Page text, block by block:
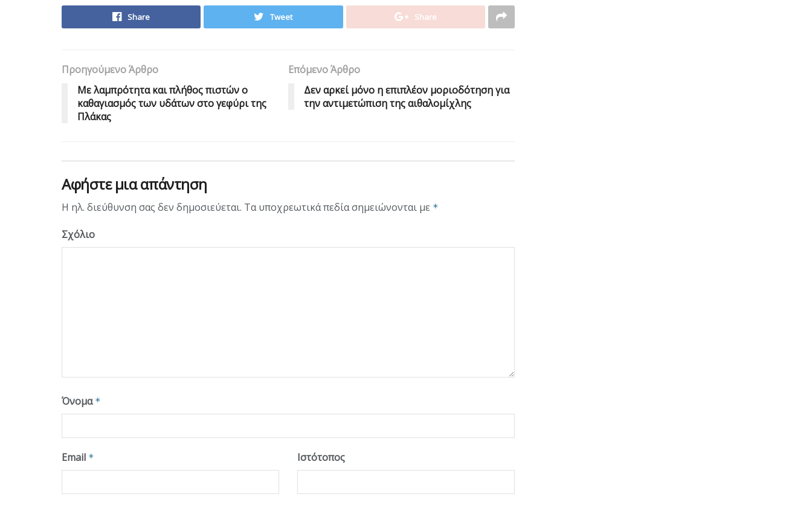
Share Tweet Share
Προηγούμενο Άρθρο
Με λαμπρότητα και πλήθος πιστών ο
καθαγιασμός των υδάτων στο γεφύρι της
Πλάκας
Επόμενο Άρθρο
Δεν αρκεί μόνο η επιπλέον μοριοδότηση για
την αντιμετώπιση της αιθαλομίχλης
Αφήστε μια απάντηση
Η ηλ. διεύθυνση σας δεν δημοσιεύεται. Τα υποχρεωτικά πεδία σημειώνονται με *
Σχόλιο
Όνομα *
Email * Ιστότοπος